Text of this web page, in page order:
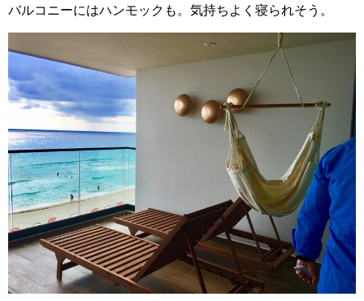
バルコニーにはハンモックも。気持ちよく寝られそう。